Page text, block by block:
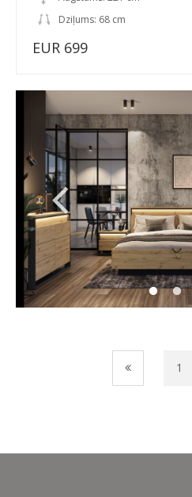
Dziļums: 68 cm
EUR 699
1